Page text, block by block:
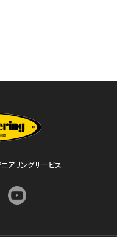
アリングサービス